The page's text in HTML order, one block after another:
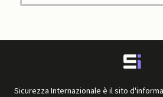
Sicurezza Internazionale è il sito